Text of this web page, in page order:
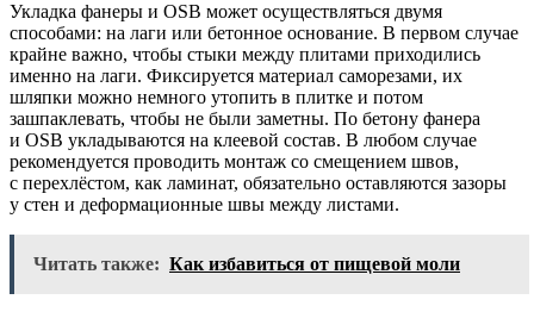
Укладка фанеры и OSB может осуществляться двумя
способами: на лаги или бетонное основание. В первом случае
крайне важно, чтобы стыки между плитами приходились
именно на лаги. Фиксируется материал саморезами, их
шляпки можно немного утопить в плитке и потом
зашпаклевать, чтобы не были заметны. По бетону фанера
и OSB укладываются на клеевой состав. В любом случае
рекомендуется проводить монтаж со смещением швов,
с перехлёстом, как ламинат, обязательно оставляются зазоры
у стен и деформационные швы между листами.
Читать также: Как избавиться от пищевой моли